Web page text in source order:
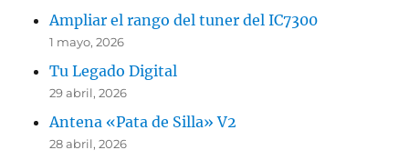
Ampliar el rango del tuner del IC7300
1 mayo, 2026
Tu Legado Digital
29 abril, 2026
Antena «Pata de Silla» V2
28 abril, 2026